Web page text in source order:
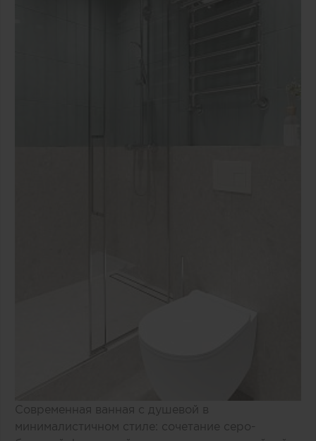
Современная ванная с душевой в
минималистичном стиле: сочетание серо-